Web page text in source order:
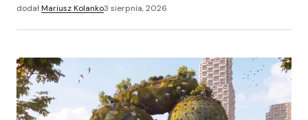
dodałMariusz Kolanko3 sierpnia, 2026